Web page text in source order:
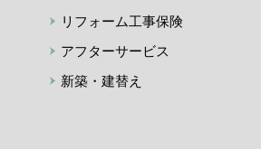
リフォーム工事保険
アフターサービス
新築・建替え